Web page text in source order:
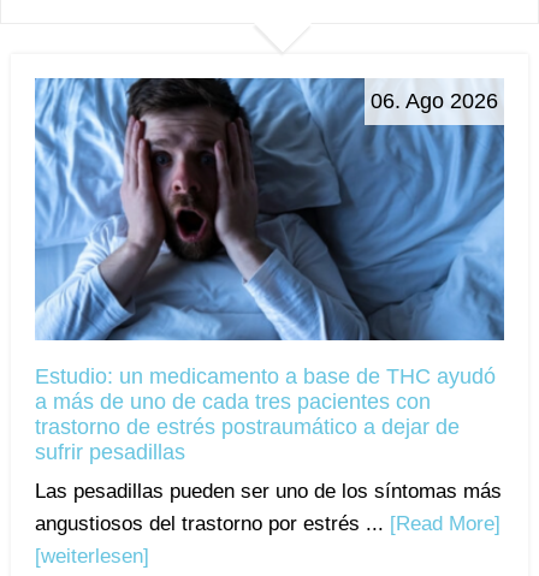
06. Ago 2026
Estudio: un medicamento a base de THC ayudó
a más de uno de cada tres pacientes con
trastorno de estrés postraumático a dejar de
sufrir pesadillas
Las pesadillas pueden ser uno de los síntomas más
angustiosos del trastorno por estrés ... [Read More]
[weiterlesen]